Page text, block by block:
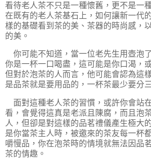
看待老人茶不只是一種懷舊，更不是一
在既有的老人茶基石上，如何讓新一代
樣的基礎看到茶的美、茶器的時尚感，
的美。
你可能不知道，當一位老先生用壺泡
你是一杯一口喝盡，這可能是你口渴，
但對於泡茶的人而言，他可能會認為這
是品茶就是要用品的，一杯茶最少要分
面對這種老人茶的習慣，或許你會站
看，會覺得這真是老派且陳腐，而且泡
人，但卻是對這樣的品茗禮儀產生極大
是你當茶主人時，被邀來的茶友每一杯
嚼慢品，你在泡茶時的情境就無法因品
茶的情趣。